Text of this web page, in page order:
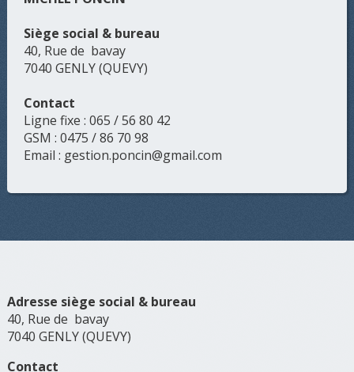
Siège social & bureau
40, Rue de bavay
7040 GENLY (QUEVY)
Contact
Ligne fixe : 065 / 56 80 42
GSM : 0475 / 86 70 98
Email : gestion.poncin@gmail.com
Adresse siège social & bureau
40, Rue de bavay
7040 GENLY (QUEVY)
Contact